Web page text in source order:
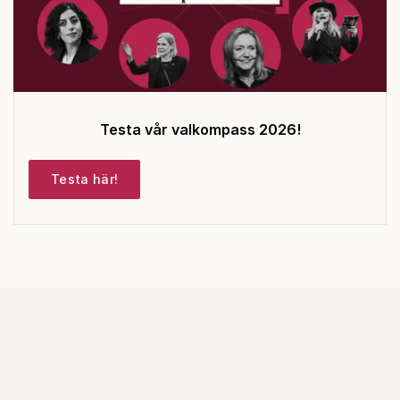
Testa vår valkompass 2026!
Testa här!